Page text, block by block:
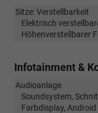
Sitze: Verstellbarkeit
Elektrisch
Höhenverstellbarer
Infotainment &
Audioanlage
Soundsystem,
Farbdisplay,